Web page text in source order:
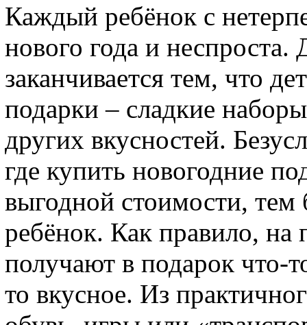
Каждый ребёнок с
нового года и неспроста.
заканчивается тем, что
подарки – сладкие
других вкусностей.
где купить новогодние
выгодной стоимости, тем
ребёнок. Как правило, на
получают в подарок что-
то вкусное. Из